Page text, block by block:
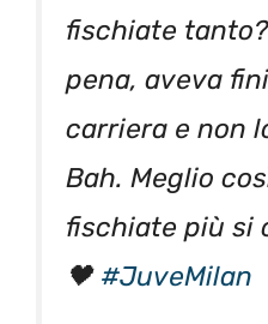
fischiate
pena, aveva
carriera e non
Bah. Meglio
fischiate più si
🖤 #JuveMilan